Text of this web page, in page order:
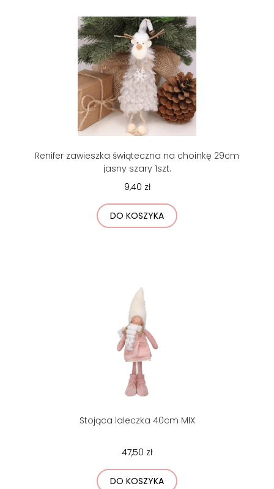
Renifer zawieszka świąteczna na choinkę 29cm
jasny szary 1szt.
9,40 zł
DO KOSZYKA
Stojąca laleczka 40cm MIX
47,50 zł
DO KOSZYKA